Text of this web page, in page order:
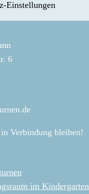
Einstellungen
6
in Verbindung bleiben!
im Kindergarten